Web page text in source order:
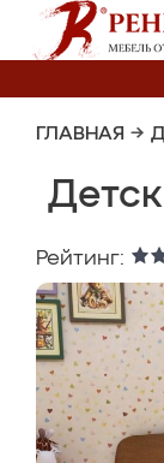
ГЛАВНАЯ →
Рейтинг: